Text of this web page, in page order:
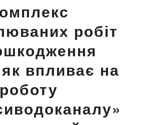
робіт
впливає на
роботу